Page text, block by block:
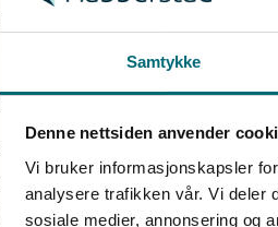
Samtykke
Denne nettsiden anvender
Vi bruker informasjonskapsler
analysere trafikken vår. Vi deler
sosiale medier, annonsering og
m
t
k
Dette betyr at våre
B3 styrker Habberstad sin
med våre kunder. Vi vil
for å skape enda